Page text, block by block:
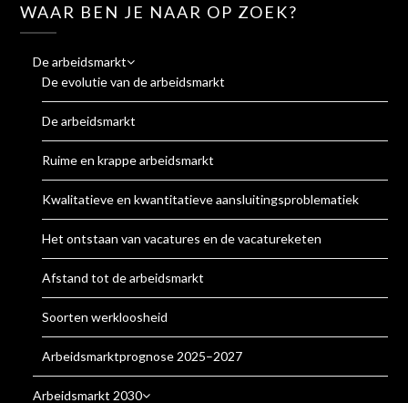
WAAR BEN JE NAAR OP ZOEK?
De arbeidsmarkt
De evolutie van de arbeidsmarkt
De arbeidsmarkt
Ruime en krappe arbeidsmarkt
Kwalitatieve en kwantitatieve aansluitingsproblematiek
Het ontstaan van vacatures en de vacatureketen
Afstand tot de arbeidsmarkt
Soorten werkloosheid
Arbeidsmarktprognose 2025–2027
Arbeidsmarkt 2030